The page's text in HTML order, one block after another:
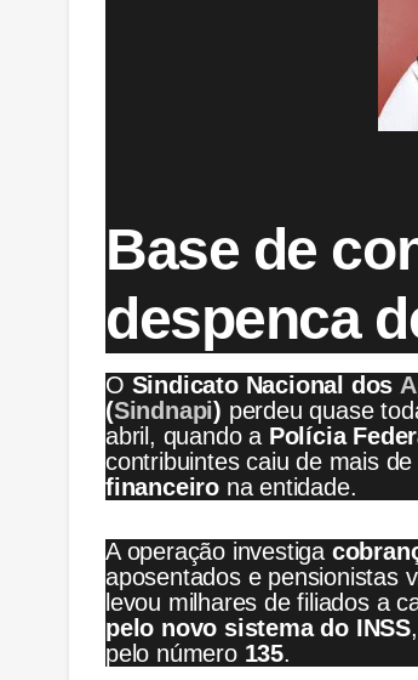
Base de
despenca
O Sindicato Nacional dos
(Sindnapi) perdeu quase
abril, quando a Polícia
contribuintes caiu de mais
financeiro na entidade.
A operação investiga
aposentados e pensionistas
levou milhares de filiados a
pelo novo sistema do INSS
pelo número 135.